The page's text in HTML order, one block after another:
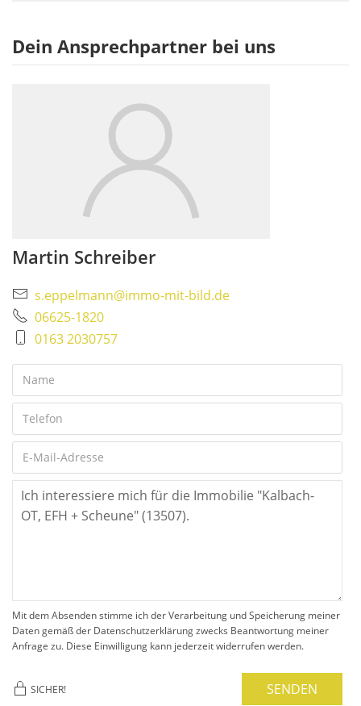
Dein Ansprechpartner bei uns
Martin Schreiber
s.eppelmann@immo-mit-bild.de
06625-1820
0163 2030757
Mit dem Absenden stimme ich der Verarbeitung und Speicherung meiner
Daten gemäß der Datenschutzerklärung zwecks Beantwortung meiner
Anfrage zu. Diese Einwilligung kann jederzeit widerrufen werden.
SICHER! SENDEN